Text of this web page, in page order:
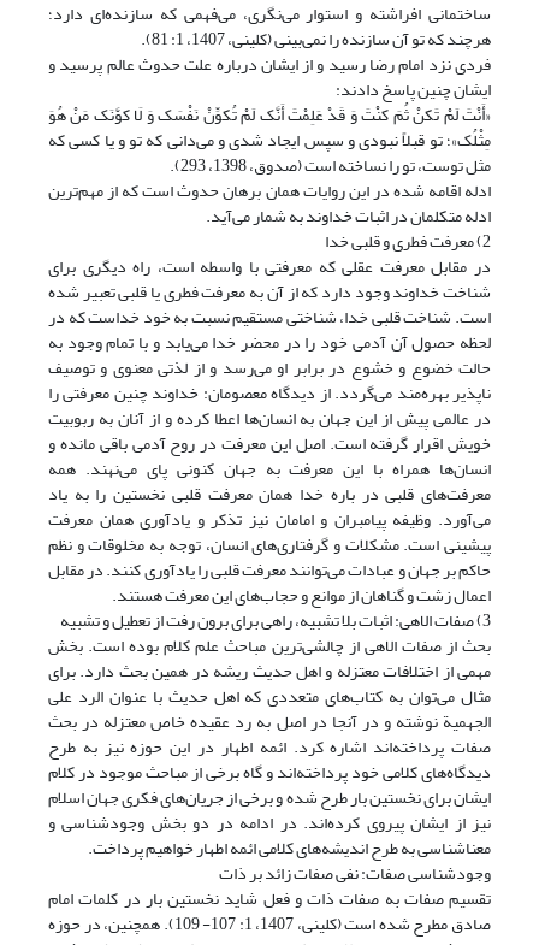
ساختمانی افراشته و استوار می‌نگری، می‌فهمی که سازنده‌ای دارد؛
هرچند که تو آن سازنده را نمی‌بینی (کلینی، 1407، 1: 81).
فردی نزد امام رضا رسید و از ایشان درباره علت حدوث عالم پرسید و
ایشان چنین پاسخ دادند:
«أَنْتَ لَمْ‏ تَکنْ‏ ثُمَ‏ کنْتَ‏ وَ قَدْ عَلِمْتَ أَنَّک لَمْ تُکوِّنْ نَفْسَک وَ لَا کوَّنَک مَنْ هُوَ
مِثْلُک»؛ تو قبلاً نبودی و سپس ایجاد شدی و می‌دانی که تو و یا کسی که
مثل توست، تو را نساخته است (صدوق، 1398، 293).
ادله اقامه شده در این روایات همان برهان حدوث است که از مهم‌ترین
ادله متکلمان در اثبات خداوند به شمار می‌آید.‏
2) معرفت فطری و قلبی خدا
در مقابل معرفت عقلی که معرفتی با واسطه است، راه دیگری برای
شناخت خداوند وجود دارد که از آن به معرفت فطری یا قلبی تعبیر شده
است. شناخت قلبی خدا، شناختی مستقیم نسبت به خود خداست که در
لحظه حصول آن آدمی خود را در محضر خدا می‌یابد و با تمام وجود به
حالت خضوع و خشوع در برابر او می‌رسد و از لذتی معنوی و توصیف
ناپذیر بهره‌مند می‌گردد. از دیدگاه معصومان: خداوند چنین معرفتی را
در عالمی پیش از این جهان به انسان‌ها اعطا کرده و از آنان به ربوبیت
خویش اقرار گرفته است. اصل این معرفت در روح آدمی باقی مانده و
انسان‌ها همراه با این معرفت به جهان کنونی پای می‌نهند. همه
معرفت‌های قلبی در باره خدا همان معرفت قلبی نخستین را به یاد
می‌آورد. وظیفه پیامبران و امامان نیز تذکر و یادآوری همان معرفت
پیشینی است. مشکلات و گرفتاری‌های انسان، توجه به مخلوقات و نظم
حاکم بر جهان و عبادات می‌توانند معرفت قلبی را یادآوری کنند. در مقابل
اعمال زشت و گناهان از موانع و حجاب‌های این معرفت هستند.
3) صفات الاهی: اثبات بلا تشبیه، راهی برای برون رفت از تعطیل و تشبیه
بحث از صفات الاهی از چالشی‌ترین مباحث علم کلام بوده است. بخش
مهمی از اختلافات معتزله و اهل حدیث ریشه در همین بحث دارد. برای
مثال می‌توان به کتاب‌های متعددی که اهل حدیث با عنوان الرد علی
الجهمیة نوشته و در آنجا در اصل به رد عقیده خاص معتزله در بحث
صفات پرداخته‌اند اشاره کرد. ائمه اطهار در این حوزه نیز به طرح
دیدگاه‌های کلامی خود پرداخته‌اند و گاه برخی از مباحث موجود در کلام
ایشان برای نخستین بار طرح شده و برخی از جریان‌های فکری جهان اسلام
نیز از ایشان پیروی کرده‌اند. در ادامه در دو بخش وجودشناسی و
معناشناسی به طرح اندیشه‌های کلامی ائمه اطهار خواهیم پرداخت.
وجودشناسی صفات: نفی صفات زائد بر ذات
تقسیم صفات به صفات ذات و فعل شاید نخستین بار در کلمات امام
صادق مطرح شده است (کلینی، 1407، 1: 107- 109). همچنین، در حوزه